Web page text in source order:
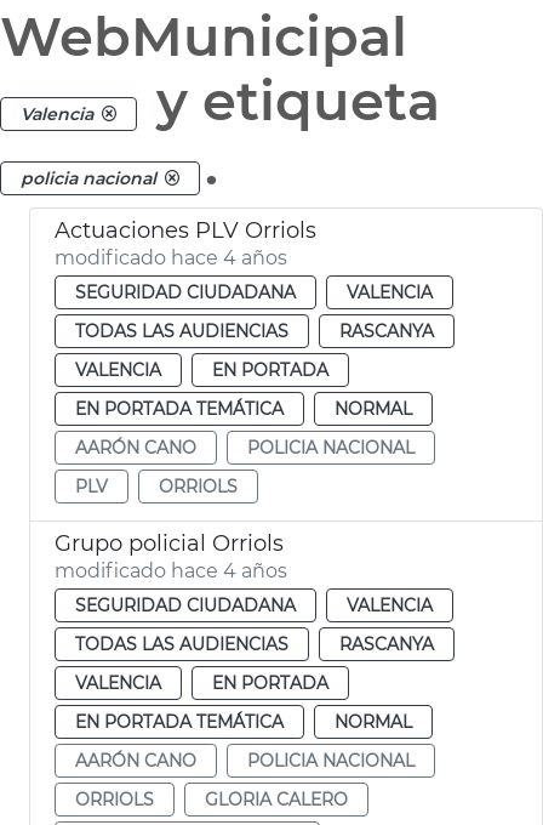
WebMunicipal
Valencia y etiqueta
policia nacional .
Actuaciones PLV Orriols
modificado hace 4 años
SEGURIDAD CIUDADANA
VALENCIA
TODAS LAS AUDIENCIAS
RASCANYA
VALENCIA
EN PORTADA
EN PORTADA TEMÁTICA
NORMAL
AARÓN CANO
POLICIA NACIONAL
PLV
ORRIOLS
Grupo policial Orriols
modificado hace 4 años
SEGURIDAD CIUDADANA
VALENCIA
TODAS LAS AUDIENCIAS
RASCANYA
VALENCIA
EN PORTADA
EN PORTADA TEMÁTICA
NORMAL
AARÓN CANO
POLICIA NACIONAL
ORRIOLS
GLORIA CALERO